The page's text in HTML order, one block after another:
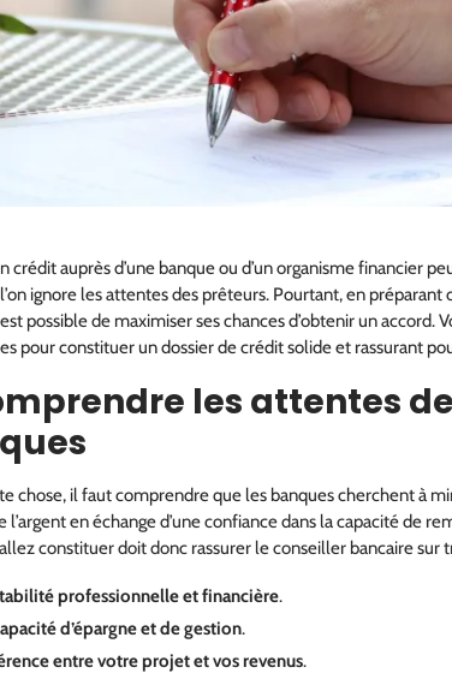
crédit auprès d’une banque ou d’un organisme financier
ignore les attentes des prêteurs. Pourtant, en
possible de maximiser ses chances d’obtenir un accord.
pour constituer un dossier de crédit solide et rassurant
les attentes
chose, il faut comprendre que les banques cherchent à
l’argent en échange d’une confiance dans la capacité de
constituer doit donc rassurer le conseiller bancaire sur
professionnelle et financière.
d’épargne et de gestion.
entre votre projet et vos revenus.
enregistreuse pour
: Boostez vos
START-UP
Le rôle
dans